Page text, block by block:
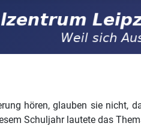
hören, glauben sie
Schuljahr lautete das